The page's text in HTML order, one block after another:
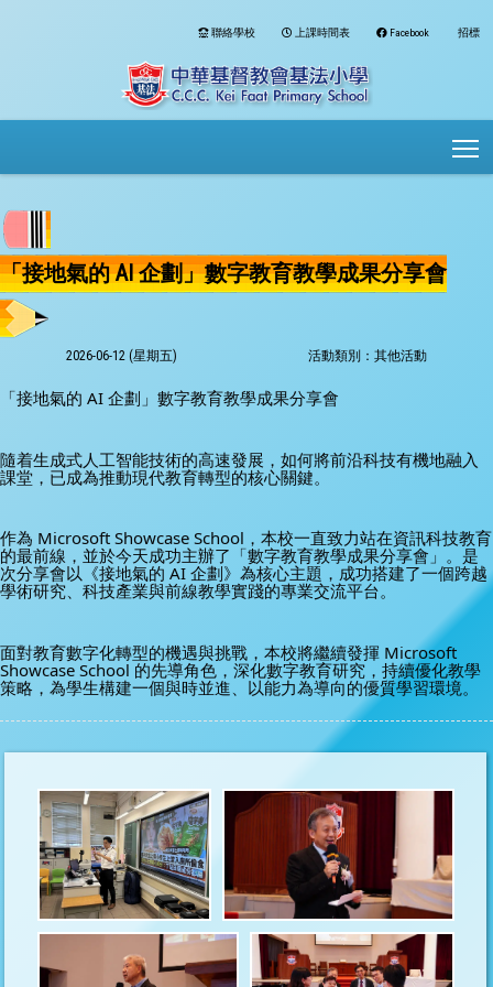
聯絡學校 上課時間表 Facebook 招標
「接地氣的 AI 企劃」數字教育教學成果分享會
2026-06-12 (星期五) 活動類別：其他活動
「接地氣的 AI 企劃」數字教育教學成果分享會
隨着生成式人工智能技術的高速發展，如何將前沿科技有機地融入
課堂，已成為推動現代教育轉型的核心關鍵。
作為 Microsoft Showcase School，本校一直致力站在資訊科技教育
的最前線，並於今天成功主辦了「數字教育教學成果分享會」。是
次分享會以《接地氣的 AI 企劃》為核心主題，成功搭建了一個跨越
學術研究、科技產業與前線教學實踐的專業交流平台。
面對教育數字化轉型的機遇與挑戰，本校將繼續發揮 Microsoft
Showcase School 的先導角色，深化數字教育研究，持續優化教學
策略，為學生構建一個與時並進、以能力為導向的優質學習環境。